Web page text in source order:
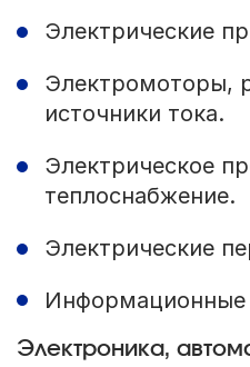
Электрические
Электромоторы,
источники тока.
Электрическое
теплоснабжение.
Электрические
Информационные
Электроника,